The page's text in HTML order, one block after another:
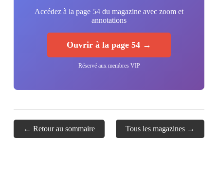
Accédez à la page 54 du magazine avec zoom et
annotations
Ouvrir à la page 54 →
Réservé aux membres VIP
← Retour au sommaire Tous les magazines →